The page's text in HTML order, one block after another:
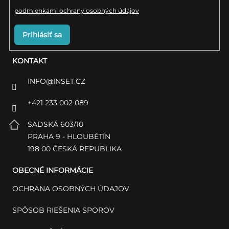
KONTAKT
INFO@INSET.CZ
+421 233 002 089
SADSKÁ 603/10
PRAHA 9 - HLOUBĚTÍN
198 00 ČESKÁ REPUBLIKA
OBECNÉ INFORMÁCIE
OCHRANA OSOBNÝCH ÚDAJOV
SPÔSOB RIEŠENIA SPOROV
podmienkami ochrany osobných údajov
Prihlásiť sa